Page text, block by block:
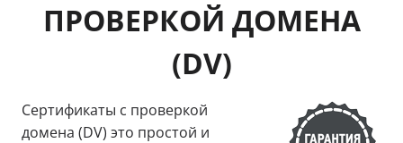
ПРОВЕРКОЙ ДОМЕНА
(DV)
Сертификаты с проверкой
домена (DV) это простой и